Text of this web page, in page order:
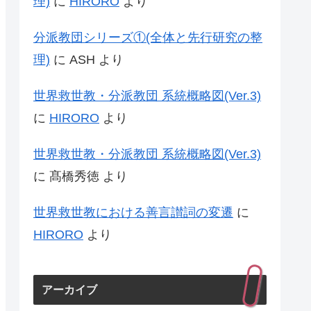
分派教団シリーズ①(全体と先行研究の整
理) に ASH より
世界救世教・分派教団 系統概略図(Ver.3)
に HIRORO より
世界救世教・分派教団 系統概略図(Ver.3)
に 髙橋秀徳 より
世界救世教における善言讃詞の変遷 に
HIRORO より
アーカイブ